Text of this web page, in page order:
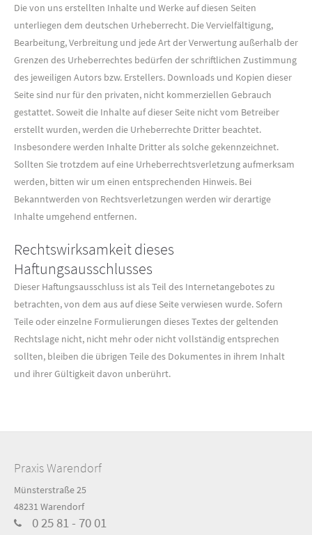
Die von uns erstellten Inhalte und Werke auf diesen Seiten
unterliegen dem deutschen Urheberrecht. Die Vervielfältigung,
Bearbeitung, Verbreitung und jede Art der Verwertung außerhalb der
Grenzen des Urheberrechtes bedürfen der schriftlichen Zustimmung
des jeweiligen Autors bzw. Erstellers. Downloads und Kopien dieser
Seite sind nur für den privaten, nicht kommerziellen Gebrauch
gestattet. Soweit die Inhalte auf dieser Seite nicht vom Betreiber
erstellt wurden, werden die Urheberrechte Dritter beachtet.
Insbesondere werden Inhalte Dritter als solche gekennzeichnet.
Sollten Sie trotzdem auf eine Urheberrechtsverletzung aufmerksam
werden, bitten wir um einen entsprechenden Hinweis. Bei
Bekanntwerden von Rechtsverletzungen werden wir derartige
Inhalte umgehend entfernen.
Rechtswirksamkeit dieses
Haftungsausschlusses
Dieser Haftungsausschluss ist als Teil des Internetangebotes zu
betrachten, von dem aus auf diese Seite verwiesen wurde. Sofern
Teile oder einzelne Formulierungen dieses Textes der geltenden
Rechtslage nicht, nicht mehr oder nicht vollständig entsprechen
sollten, bleiben die übrigen Teile des Dokumentes in ihrem Inhalt
und ihrer Gültigkeit davon unberührt.
Praxis Warendorf
Münsterstraße 25
48231 Warendorf
0 25 81 - 70 01